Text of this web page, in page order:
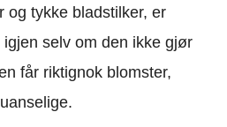
og tykke bladstilker, er
selv om den ikke gjør
får riktignok blomster,